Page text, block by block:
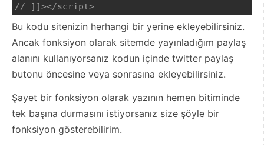
// ]]></script>
Bu kodu sitenizin herhangi bir yerine ekleyebilirsiniz.
Ancak fonksiyon olarak sitemde yayınladığım paylaş
alanını kullanıyorsanız kodun içinde twitter paylaş
butonu öncesine veya sonrasına ekleyebilirsiniz.
Şayet bir fonksiyon olarak yazının hemen bitiminde
tek başına durmasını istiyorsanız size şöyle bir
fonksiyon gösterebilirim.